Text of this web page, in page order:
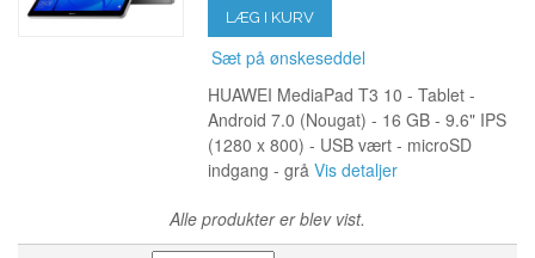
LÆG I KURV
Sæt på ønskeseddel
HUAWEI MediaPad T3 10 - Tablet -
Android 7.0 (Nougat) - 16 GB - 9.6" IPS
(1280 x 800) - USB vært - microSD
indgang - gråVis detaljer
Alle produkter er blev vist.